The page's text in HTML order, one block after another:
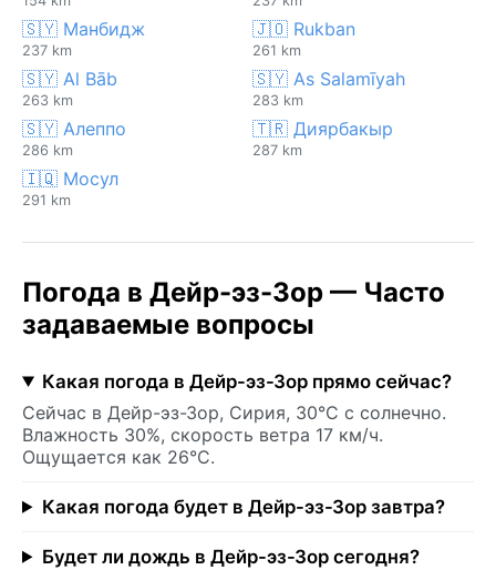
🇸🇾 Манбидж
237 km
🇯🇴 Rukban
261 km
🇸🇾 Al Bāb
263 km
🇸🇾 As Salamīyah
283 km
🇸🇾 Алеппо
286 km
🇹🇷 Диярбакыр
287 km
🇮🇶 Мосул
291 km
Погода в Дейр-эз-Зор — Часто
задаваемые вопросы
Какая погода в Дейр-эз-Зор прямо сейчас?
Сейчас в Дейр-эз-Зор, Сирия, 30°C с солнечно.
Влажность 30%, скорость ветра 17 км/ч.
Ощущается как 26°C.
Какая погода будет в Дейр-эз-Зор завтра?
Будет ли дождь в Дейр-эз-Зор сегодня?